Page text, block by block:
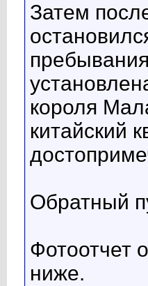
Затем
короля
китайский
Обратный
Фотоотчет
ниже.